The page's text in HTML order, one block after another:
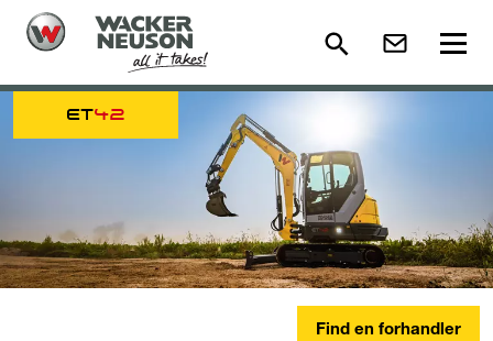
ET42
Find en forhandler